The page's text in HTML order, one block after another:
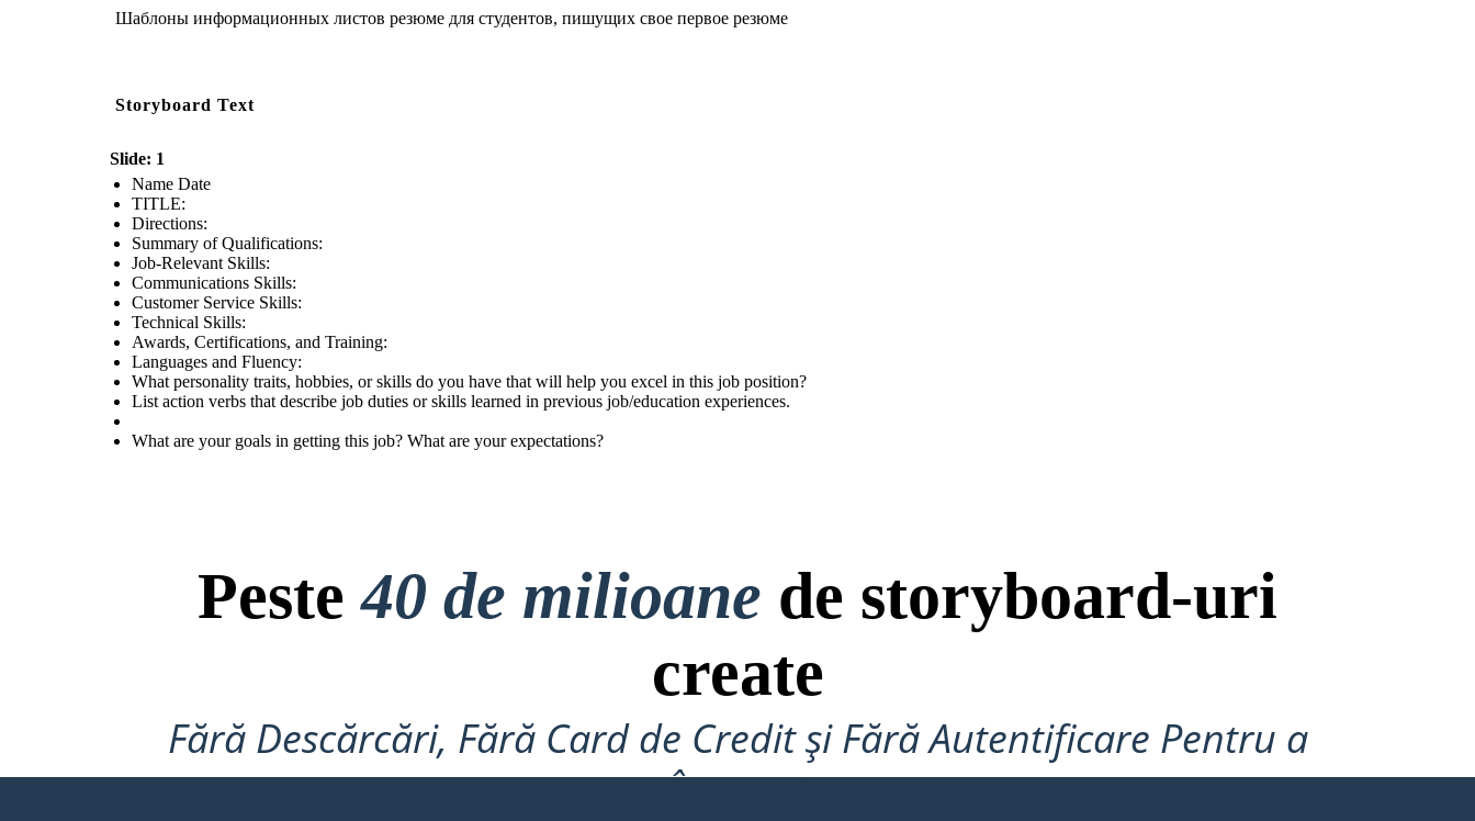
Шаблоны информационных листов резюме для студентов, пишущих свое первое резюме
Storyboard Text
Slide: 1
Name Date
TITLE :
Directions:
Summary of Qualifications:
Job-Relevant Skills:
Communications Skills:
Customer Service Skills:
Technical Skills:
Awards, Certifications, and Training:
Languages and Fluency:
What personality traits, hobbies, or skills do you have that will help you excel in this job position?
List action verbs that describe job duties or skills learned in previous job/education experiences.
What are your goals in getting this job? What are your expectations?
Peste40 de milioane de storyboard-uri
create
Fără Descărcări, Fără Card de Credit și Fără Autentificare Pentru a
Încerca!